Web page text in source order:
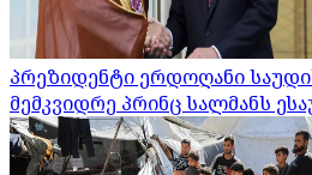
პრეზიდენტი ერდოღანი
მემკვიდრე პრინც სალმანს